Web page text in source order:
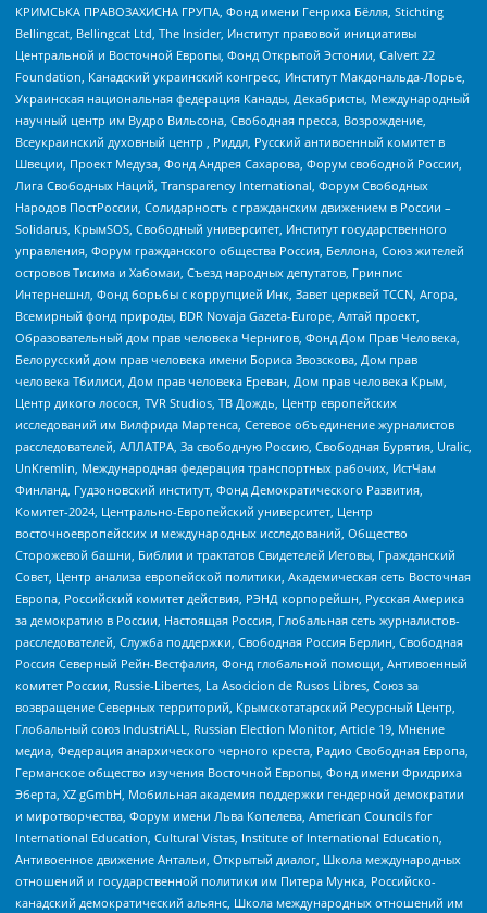
КРИМСЬКА ПРАВОЗАХИСНА ГРУПА, Фонд имени Генриха Бёлля, Stichting
Bellingcat, Bellingcat Ltd, The Insider, Институт правовой инициативы
Центральной и Восточной Европы, Фонд Открытой Эстонии, Calvert 22
Foundation, Канадский украинский конгресс, Институт Макдональда-Лорье,
Украинская национальная федерация Канады, Декабристы, Международный
научный центр им Вудро Вильсона, Свободная пресса, Возрождение,
Всеукраинский духовный центр , Риддл, Русский антивоенный комитет в
Швеции, Проект Медуза, Фонд Андрея Сахарова, Форум свободной России,
Лига Свободных Наций, Transparеncy International, Форум Свободных
Народов ПостРоссии, Солидарность с гражданским движением в России –
Solidarus, КрымSOS, Свободный университет, Институт государственного
управления, Форум гражданского общества Россия, Беллона, Союз жителей
островов Тисима и Хабомаи, Съезд народных депутатов, Гринпис
Интернешнл, Фонд борьбы с коррупцией Инк, Завет церквей TCCN, Агора,
Всемирный фонд природы, BDR Novaja Gazeta-Europe, Алтай проект,
Образовательный дом прав человека Чернигов, Фонд Дом Прав Человека,
Белорусский дом прав человека имени Бориса Звозскова, Дом прав
человека Тбилиси, Дом прав человека Ереван, Дом прав человека Крым,
Центр дикого лосося, TVR Studios, ТВ Дождь, Центр европейских
исследований им Вилфрида Мартенса, Сетевое объединение журналистов
расследователей, АЛЛАТРА, За свободную Россию, Свободная Бурятия, Uralic,
UnKremlin, Международная федерация транспортных рабочих, ИстЧам
Финланд, Гудзоновский институт, Фонд Демократического Развития,
Комитет-2024, Центрально-Европейский университет, Центр
восточноевропейских и международных исследований, Общество
Сторожевой башни, Библии и трактатов Свидетелей Иеговы, Гражданский
Совет, Центр анализа европейской политики, Академическая сеть Восточная
Европа, Российский комитет действия, РЭНД корпорейшн, Русская Америка
за демократию в России, Настоящая Россия, Глобальная сеть журналистов-
расследователей, Служба поддержки, Свободная Россия Берлин, Свободная
Россия Северный Рейн-Вестфалия, Фонд глобальной помощи, Антивоенный
комитет России, Russie-Libertes, La Asocicion de Rusos Libres, Союз за
возвращение Северных территорий, Крымскотатарский Ресурсный Центр,
Глобальный союз IndustriALL, Russian Election Monitor, Article 19, Мнение
медиа, Федерация анархического черного креста, Радио Свободная Европа,
Германское общество изучения Восточной Европы, Фонд имени Фридриха
Эберта, XZ gGmbH, Мобильная академия поддержки гендерной демократии
и миротворчества, Форум имени Льва Копелева, American Councils for
International Education, Cultural Vistas, Institute of International Education,
Антивоенное движение Антальи, Открытый диалог, Школа международных
отношений и государственной политики им Питера Мунка, Российско-
канадский демократический альянс, Школа международных отношений им